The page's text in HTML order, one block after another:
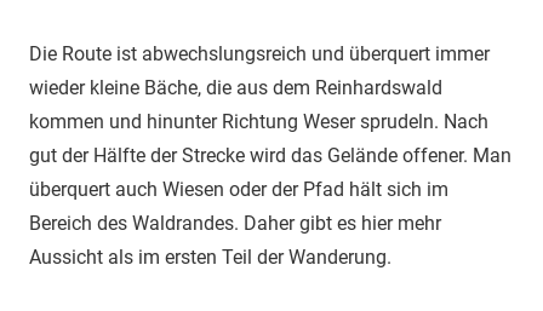
Die Route ist abwechslungsreich und überquert immer
wieder kleine Bäche, die aus dem Reinhardswald
kommen und hinunter Richtung Weser sprudeln. Nach
gut der Hälfte der Strecke wird das Gelände offener. Man
überquert auch Wiesen oder der Pfad hält sich im
Bereich des Waldrandes. Daher gibt es hier mehr
Aussicht als im ersten Teil der Wanderung.